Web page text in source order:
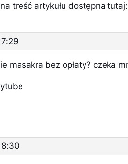
treść artykułu dostępna tutaj:
masakra bez opłaty? czeka